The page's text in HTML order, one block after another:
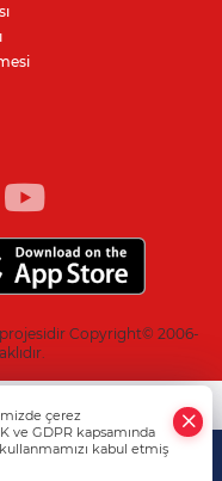
İtalya’ya
operasyonu: 3
projesidir Copyright© 2006-
çerez
ve GDPR kapsamında
kabul etmiş